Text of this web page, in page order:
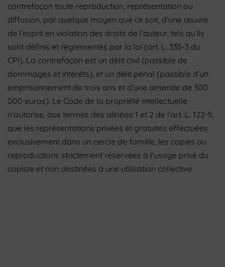
contrefaçon toute reproduction, représentation ou
diffusion, par quelque moyen que ce soit, d’une œuvre
de l’esprit en violation des droits de l’auteur, tels qu’ils
sont définis et réglementés par la loi (art. L. 335-3 du
CPI). La contrefaçon est un délit civil (passible de
dommages et intérêts), et un délit pénal (passible d’un
emprisonnement de trois ans et d’une amende de 300
000 euros). Le Code de la propriété intellectuelle
n’autorise, aux termes des alinéas 1 et 2 de l’art. L. 122-5,
que les représentations privées et gratuites effectuées
exclusivement dans un cercle de famille, les copies ou
reproductions strictement réservées à l’usage privé du
copiste et non destinées à une utilisation collective